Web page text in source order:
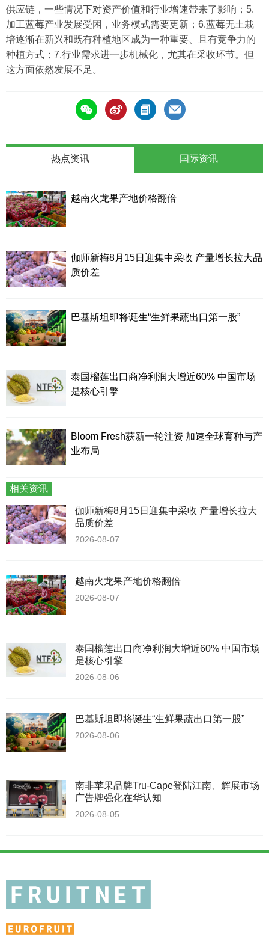
供应链，一些情况下对资产价值和行业增速带来了影响；5.
加工蓝莓产业发展受困，业务模式需要更新；6.蓝莓无土栽
培逐渐在新兴和既有种植地区成为一种重要、且有竞争力的
种植方式；7.行业需求进一步机械化，尤其在采收环节。但
这方面依然发展不足。
热点资讯
越南火龙果产地价格翻倍
伽师新梅8月15日迎集中采收 产量增长拉大品
质价差
巴基斯坦即将诞生“生鲜果蔬出口第一股”
泰国榴莲出口商净利润大增近60% 中国市场
是核心引擎
Bloom Fresh获新一轮注资 加速全球育种与产
业布局
国际资讯
相关资讯
伽师新梅8月15日迎集中采收 产量增长拉大
品质价差
2026-08-07
越南火龙果产地价格翻倍
2026-08-07
泰国榴莲出口商净利润大增近60% 中国市场
是核心引擎
2026-08-06
巴基斯坦即将诞生“生鲜果蔬出口第一股”
2026-08-06
南非苹果品牌Tru-Cape登陆江南、辉展市场
广告牌强化在华认知
2026-08-05